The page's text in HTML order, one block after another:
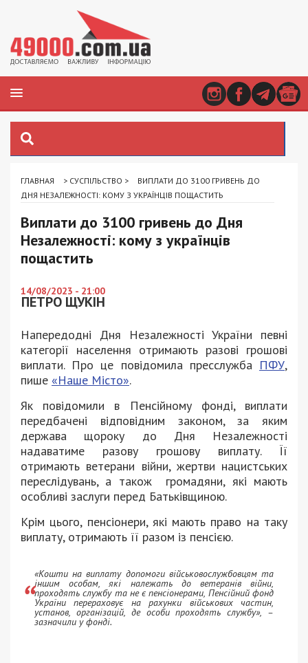
ГЛАВНАЯ > СУСПІЛЬСТВО >
ВИПЛАТИ ДО 3100 ГРИВЕНЬ ДО
ДНЯ НЕЗАЛЕЖНОСТІ: КОМУ З УКРАЇНЦІВ ПОЩАСТИТЬ
Виплати до 3100 гривень до Дня
Незалежності: кому з українців
пощастить
14/08/2023 - 21:00
ПЕТРО ЩУКІН
Напередодні Дня Незалежності України певні
категорії населення отримають разові грошові
виплати. Про це повідомила пресслужба ПФУ,
пише «Наше Місто».
Як повідомили в Пенсійному фонді, виплати
передбачені відповідним законом, за яким
держава щороку до Дня Незалежності
надаватиме разову грошову виплату. Її
отримають ветерани війни, жертви нацистських
переслідувань, а також громадяни, які мають
особливі заслуги перед Батьківщиною.
Крім цього, пенсіонери, які мають право на таку
виплату, отримають її разом із пенсією.
«Кошти на виплату допомоги військовослужбовцям та
іншим особам, які належать до ветеранів війни,
проходять службу та не є пенсіонерами, Пенсійний фонд
України перераховує на рахунки військових частин,
установ, організацій, де особи проходять службу», –
зазначили у фонді.